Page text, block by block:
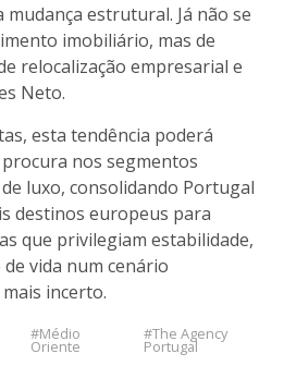
mudança estrutural. Já não se
imobiliário, mas de
relocalização empresarial e
Neto.
esta tendência poderá
nos segmentos
luxo, consolidando Portugal
destinos europeus para
que privilegiam estabilidade,
vida num cenário
incerto.
Médio
Oriente
The Agency
Portugal